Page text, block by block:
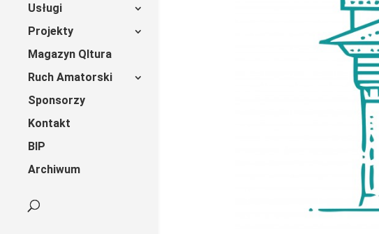
Usługi
Projekty
Magazyn Qltura
Ruch Amatorski
Sponsorzy
Kontakt
BIP
Archiwum